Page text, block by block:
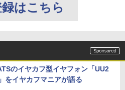
はこちら
のイヤカフ型イヤフォン「UU2
をイヤカフマニアが語る